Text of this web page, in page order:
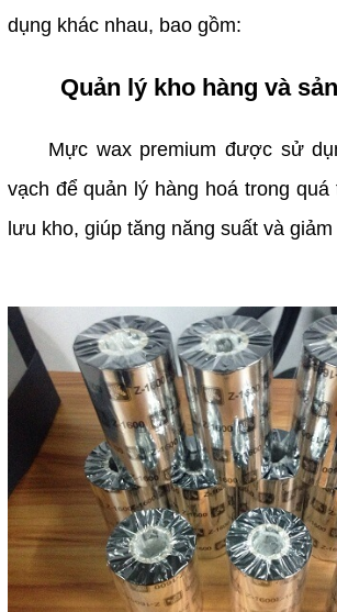
dụng khác nhau, bao gồm:
Quản lý kho hàng và
Mực wax premium được sử
vạch để quản lý hàng hoá trong
lưu kho, giúp tăng năng suất và